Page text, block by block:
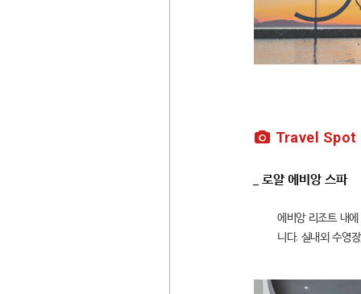
Travel Spot
_ 로얄 에비앙 스파
에비앙 리조트 내
니다. 실내외 수영